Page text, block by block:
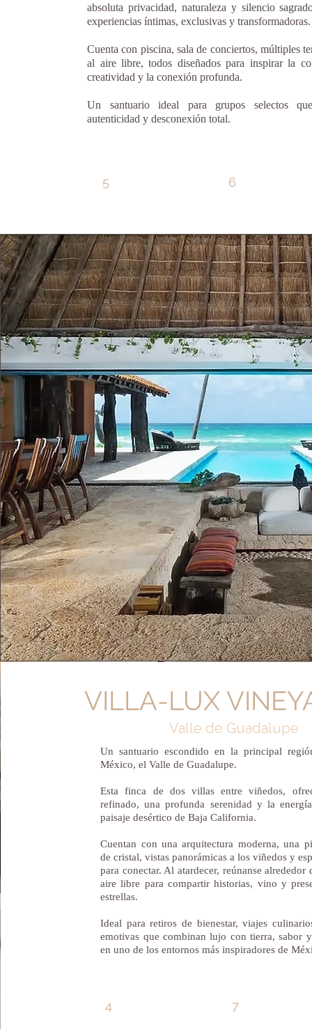
absoluta privacidad, naturaleza y silencio
experiencias íntimas, exclusivas y transformadoras.
Cuenta con piscina, sala de conciertos, múltiples
al aire libre, todos diseñados para inspirar la
creatividad y la conexión profunda.
Un santuario ideal para grupos selectos
autenticidad y desconexión total.
5 6
VILLA-LUX
Valle de Guadalupe
Un santuario escondido en la principal
México, el Valle de Guadalupe.
Esta finca de dos villas entre viñedos,
refinado, una profunda serenidad y la
paisaje desértico de Baja California.
Cuentan con una arquitectura moderna, una
de cristal, vistas panorámicas a los viñedos y
para conectar. Al atardecer, reúnanse alrededor
aire libre para compartir historias, vino y
estrellas.
Ideal para retiros de bienestar, viajes
emotivas que combinan lujo con tierra, sabor
en uno de los entornos más inspiradores de
4 7